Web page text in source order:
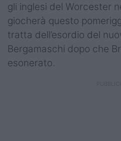
World Rugby
Rugby World Cup
Super Rugby
gli inglesi del Worcester
giocherà questo
tratta dell’esordio del
Bergamaschi dopo che
esonerato.